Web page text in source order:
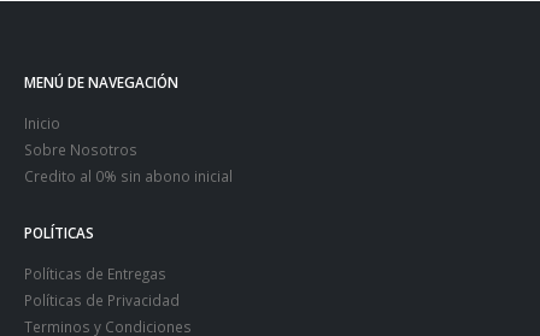
MENÚ DE NAVEGACIÓN
Inicio
Sobre Nosotros
Credito al 0% sin abono inicial
POLÍTICAS
Políticas de Entregas
Políticas de Privacidad
Terminos y Condiciones